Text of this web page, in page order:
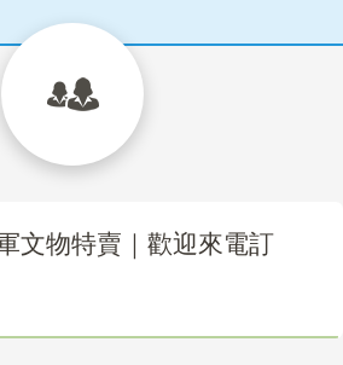
文物特賣｜歡迎來電訂